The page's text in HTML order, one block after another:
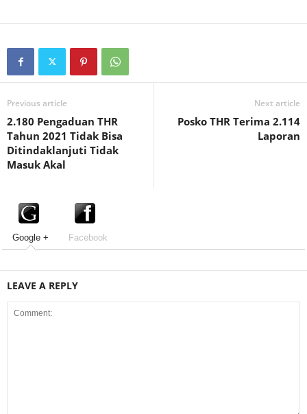
Previous article
2.180 Pengaduan THR
Tahun 2021 Tidak Bisa
Ditindaklanjuti Tidak
Masuk Akal
Next article
Posko THR Terima 2.114
Laporan
Google + Facebook
LEAVE A REPLY